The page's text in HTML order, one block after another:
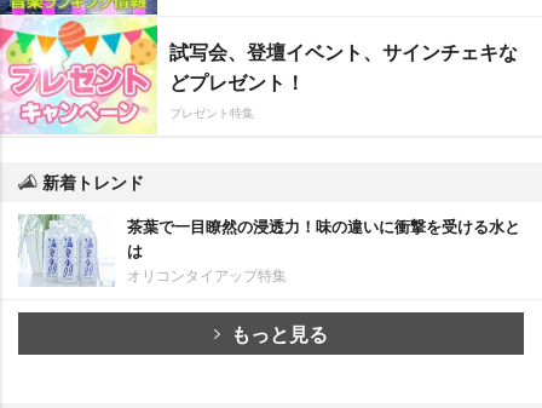
試写会、登壇イベント、サインチェキな
どプレゼント！
プレゼント特集
新着トレンド
茶葉で一目瞭然の浸透力！味の違いに衝撃を受ける水と
は
オリコンタイアップ特集
もっと見る